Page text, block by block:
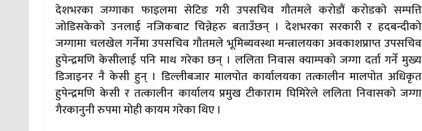
देशभरका जग्गाका फाइलमा सेटिङ गरी उपसचिव गौतमले करोडौं करोडको सम्पत्ति
जोडिसकेको उनलाई नजिकबाट चिन्नेहरु बताउँछन् । देशभरका सरकारी र हदबन्दीको
जग्गामा चलखेल गर्नेमा उपसचिव गौतमले भूमिब्यवस्था मन्त्रालयका अवकाशप्राप्त उपसचिव
हुपेन्द्रमणि केसीलाई पनि माथ गरेका छन् । ललिता निवास क्याम्पको जग्गा दर्ता गर्ने मुख्य
डिजाइनर नै केसी हुन् । डिल्लीबजार मालपोत कार्यालयका तत्कालीन मालपोत अधिकृत
हुपेन्द्रमणि केसी र तत्कालीन कार्यालय प्रमुख टीकाराम घिमिरेले ललिता निवासको जग्गा
गैरकानुनी रुपमा मोही कायम गरेका थिए ।